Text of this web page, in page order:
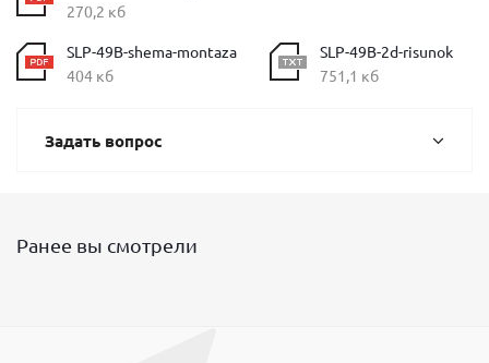
270,2 кб
SLP-49B-shema-montaza
404 кб
SLP-49B-2d-risunok
751,1 кб
Задать вопрос
Ранее вы смотрели